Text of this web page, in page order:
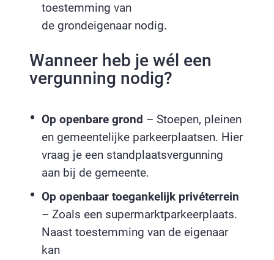
toestemming van
de grondeigenaar nodig.
Wanneer heb je wél een
vergunning nodig?
Op openbare grond – Stoepen, pleinen
en gemeentelijke parkeerplaatsen. Hier
vraag je een standplaatsvergunning
aan bij de gemeente.
Op openbaar toegankelijk privéterrein
– Zoals een supermarktparkeerplaats.
Naast toestemming van de eigenaar
kan